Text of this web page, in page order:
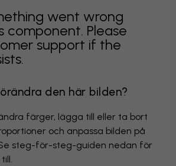
went wrong
component. Please
support if the
den här bilden?
färger, lägga till eller ta bort
och anpassa bilden på
steg-för-steg-guiden nedan för